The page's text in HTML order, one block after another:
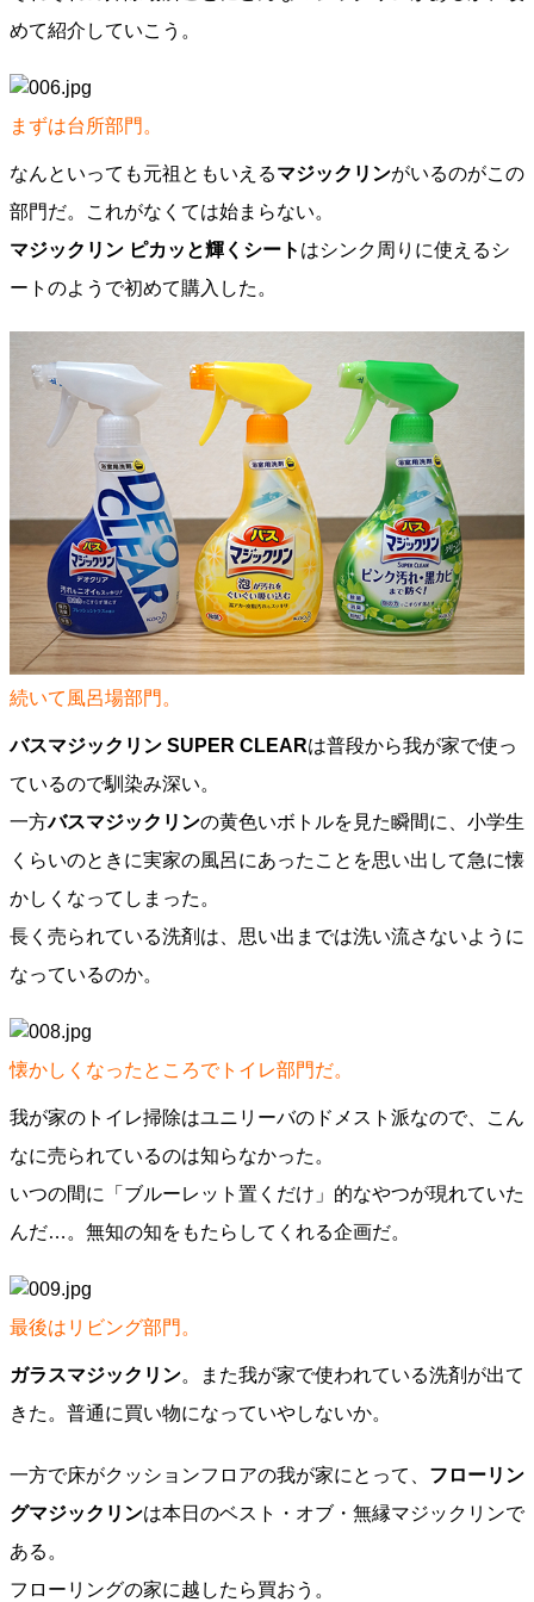
めて紹介していこう。
まずは台所部門。
なんといっても元祖ともいえるマジックリンがいるのがこの
部門だ。これがなくては始まらない。
マジックリン ピカッと輝くシート はシンク周りに使えるシ
ートのようで初めて購入した。
続いて風呂場部門。
バスマジックリン SUPER CLEARは普段から我が家で使っ
ているので馴染み深い。
一方バスマジックリンの黄色いボトルを見た瞬間に、小学生
くらいのときに実家の風呂にあったことを思い出して急に懐
かしくなってしまった。
長く売られている洗剤は、思い出までは洗い流さないように
なっているのか。
懐かしくなったところでトイレ部門だ。
我が家のトイレ掃除はユニリーバのドメスト派なので、こん
なに売られているのは知らなかった。
いつの間に「ブルーレット置くだけ」的なやつが現れていた
んだ…。無知の知をもたらしてくれる企画だ。
最後はリビング部門。
ガラスマジックリン。また我が家で使われている洗剤が出て
きた。普通に買い物になっていやしないか。
一方で床がクッションフロアの我が家にとって、 フローリン
グマジックリンは本日のベスト・オブ・無縁マジックリンで
ある。
フローリングの家に越したら買おう。